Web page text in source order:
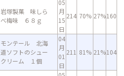
岩塚製菓 味しら
べ梅味 ６８ｇ
05
月
15
日
214 70% 27%160
モンテール 北海
道ソフトのシュー
クリーム １個
04
月
01
日
211 81% 21%104